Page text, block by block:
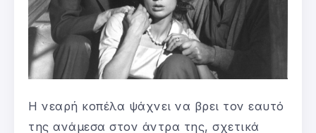
Η νεαρή κοπέλα ψάχνει να βρει τον εαυτό
της ανάμεσα στον άντρα της, σχετικά